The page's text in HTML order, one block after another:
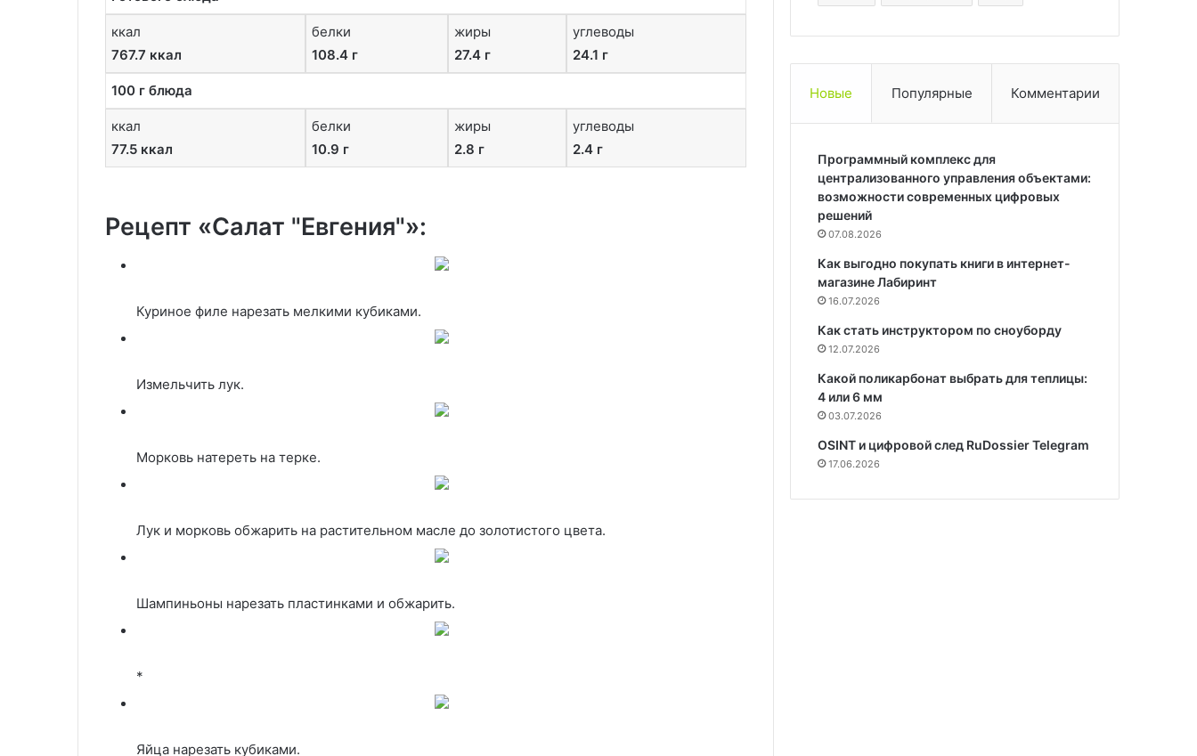
ккал
767.7 ккал
белки
108.4 г
жиры
27.4 г
углеводы
24.1 г
100 г блюда
ккал
77.5 ккал
белки
10.9 г
жиры
2.8 г
углеводы
2.4 г
Рецепт «Салат "Евгения"»:
Куриное филе нарезать мелкими кубиками.
Измельчить лук.
Морковь натереть на терке.
Лук и морковь обжарить на растительном масле до золотистого цвета.
Шампиньоны нарезать пластинками и обжарить.
*
Яйца нарезать кубиками.
Новые Популярные Комментарии
Программный комплекс для
централизованного управления объектами:
возможности современных цифровых
решений
07.08.2026
Как выгодно покупать книги в интернет-
магазине Лабиринт
16.07.2026
Как стать инструктором по сноуборду
12.07.2026
Какой поликарбонат выбрать для теплицы:
4 или 6 мм
03.07.2026
OSINT и цифровой след RuDossier Telegram
17.06.2026